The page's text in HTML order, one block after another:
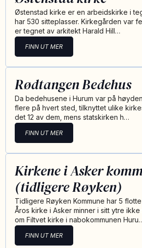
Østenstad kirke er en arbeidskirke i
har 530 sitteplasser. Kirkegården var
er tegnet av arkitekt Harald Hill…
FINN UT MER
Rødtangen Bedehus
Da bedehusene i Hurum var på
flere på hvert sted, tilknyttet ulike
det 12 av dem, mens statskirken h…
FINN UT MER
Kirkene i Asker
(tidligere Røyken)
Tidligere Røyken Kommune har 5
Åros kirke i Asker minner i sitt ytre ikke
om Filtvet kirke i nabokommunen
FINN UT MER